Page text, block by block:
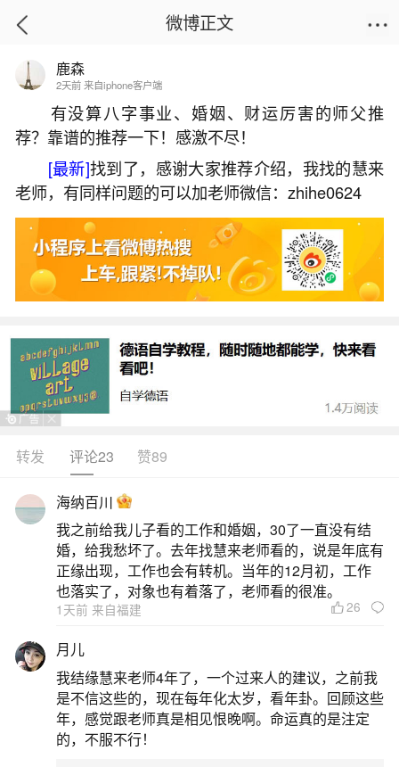
首页
鸡年冬至出生男孩起名
2026-07-06 12:18:28 28 9 赞
生活中像鸡年冬至出生男孩起名都是很常见的
问题，但是小问题不注意可能会引起大麻烦，下面
就这个问题给大家做一些解读：
1、阴历05年12月27日18点30左右出生男孩五
行缺什么。取名罗浩博？
乾造：生于冬至后五天。乙酉鸡年纳音五行泉
中水，戊子鼠月霹雳火，乙酉鸡日泉中水，乙酉鸡
时泉中水。命宫癸未羊杨柳木，命主属乙阴木。妙
逢月支天乙贵人临吉，一生贵人助力。年支时支七
杀临将星。木比3水印1火食伤无土财1金杀3，五行
缺火。命主生于子月偏印，年支日支二酉破子，天
元坐杀，天干三乙木帮身，月干正财，此造纳音五
2、帮宝宝起名字,王姓
3、给我的女儿能取个名吗？
微博正文
鹿森
2天前 来自iphone客户端
有没算八字事业、婚姻、财运厉害的师父推
荐？靠谱的推荐一下！感激不尽！
[最新]找到了，感谢大家推荐介绍，我找的慧来
老师，有同样问题的可以加老师微信：zhihe0624
转发 评论23 赞89
海纳百川
我之前给我儿子看的工作和婚姻，30了一直没有结
婚，给我愁坏了。去年找慧来老师看的，说是年底有
正缘出现，工作也会有转机。当年的12月初，工作
也落实了，对象也有着落了，老师看的很准。
1天前 来自福建 26
月儿
我结缘慧来老师4年了，一个过来人的建议，之前我
是不信这些的，现在每年化太岁，看年卦。回顾这些
年，感觉跟老师真是相见恨晚啊。命运真的是注定
的，不服不行！